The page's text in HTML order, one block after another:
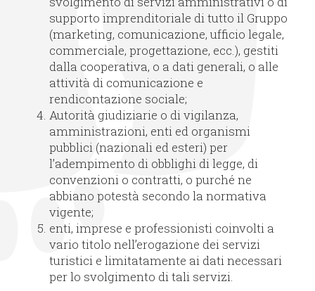
supporto imprenditoriale di tutto il Gruppo
(marketing, comunicazione, ufficio legale,
commerciale, progettazione, ecc.), gestiti
dalla cooperativa, o a dati generali, o alle
attività di comunicazione e
rendicontazione sociale;
Autorità giudiziarie o di vigilanza,
amministrazioni, enti ed organismi
pubblici (nazionali ed esteri) per
l’adempimento di obblighi di legge, di
convenzioni o contratti, o purché ne
abbiano potestà secondo la normativa
vigente;
enti, imprese e professionisti coinvolti a
vario titolo nell’erogazione dei servizi
turistici e limitatamente ai dati necessari
per lo svolgimento di tali servizi.